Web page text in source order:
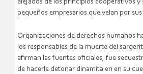
alejados de los principios cooperativos y
pequeños empresarios que velan por
Organizaciones de derechos humanos
los responsables de la muerte del
afirman las fuentes oficiales, fue
de hacerle detonar dinamita en en su